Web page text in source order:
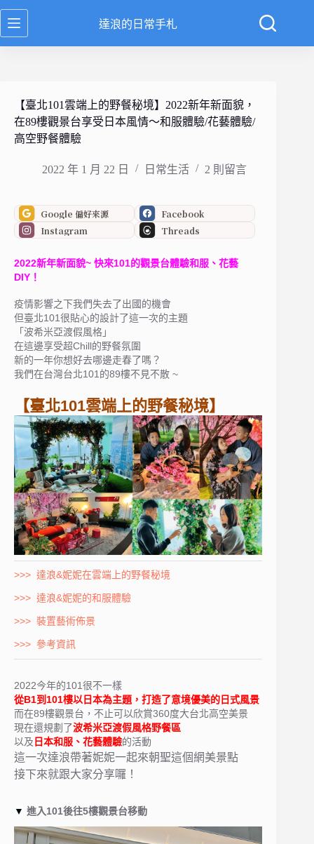
跳
至
達浪的日常手札
【臺北101雲端上的野餐秘境】2022新年新面貌，
在89樓觀景台享受日本風情～和服體驗/花藝體驗/
高空野餐體驗
2022 年 1 月 22 日 日常生活 2 則留言
Google 偏好來源
Facebook
Instagram
Threads
2022新年新面貌~ 快來101的觀景台體驗和服、花藝
DIY！
疫情影響之下我們失去了出國的機會
但臺北101很貼心的設計了這一次的主題
「波希米亞渡假風格」
在這邊享受超Chill的野餐氛圍
新的一年你想好去哪邊走春了嗎？
我們在台灣台北101的89樓不見不散 ~
【臺北101雲端上的野餐秘境】
>>> 達浪&妮妮在雲端上的野餐秘境
>>> 達浪&妮妮的和服體驗
>>> 裝置藝術佈景
>>> 參考資訊
2022今年的101很不一樣
從B1到101樓以日本為主題，打造了意境優美的日式風景
而在89樓觀景台，不止可以欣賞360度大台北高空美景
現在還規劃了波希米亞渡假風格野餐區
以及 日本和服、花藝體驗的活動
這一次達浪帶著妮妮一起來朝聖這個網美景點
接下來就跟大家分享囉！
▼ 進入101後往5樓觀景台移動